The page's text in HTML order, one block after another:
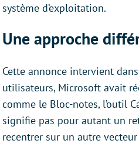
système d’exploitation.
Une approche
Cette annonce intervient
utilisateurs, Microsoft avait
comme le Bloc-notes, l’outil
signifie pas pour autant un
recentrer sur un autre